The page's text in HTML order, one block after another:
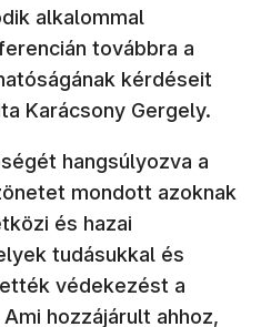
alkalommal
továbbra a
kérdéseit
Karácsony Gergely.
hangsúlyozva a
mondott azoknak
és hazai
tudásukkal és
védekezést a
hozzájárult ahhoz,